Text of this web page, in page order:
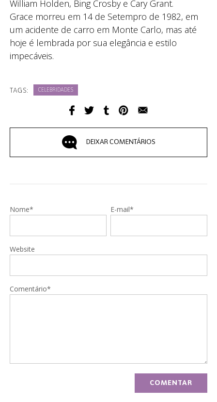
William Holden, Bing Crosby e Cary Grant.
Grace morreu em 14 de Setempro de 1982, em
um acidente de carro em Monte Carlo, mas até
hoje é lembrada por sua elegância e estilo
impecáveis.
TAGS: CELEBRIDADES
DEIXAR COMENTÁRIOS
Nome* E-mail*
Website
Comentário*